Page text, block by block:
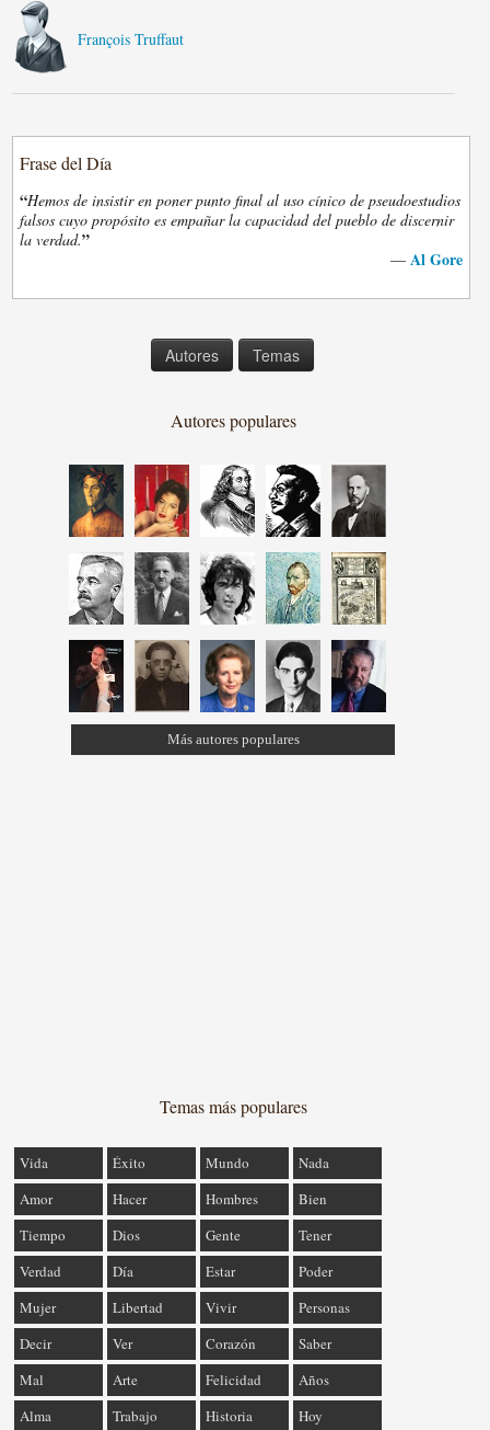
François Truffaut
Frase del Día
“Hemos de insistir en poner punto final al uso cínico de pseudoestudios
falsos cuyo propósito es empañar la capacidad del pueblo de discernir
la verdad.”
— Al Gore
Autores Temas
Autores populares
Más autores populares
Temas más populares
Vida Éxito Mundo
Nada
Amor
Hacer Hombres
Bien
Tiempo
Dios Gente
Tener
Verdad
Día Estar
Poder
Mujer
Libertad Vivir
Personas
Decir
Ver Corazón
Saber
Mal
Arte Felicidad
Años
Alma
Trabajo Historia Hoy